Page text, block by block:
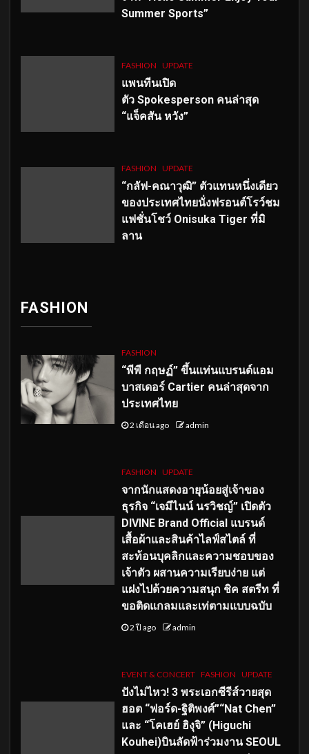
Summer Sports”
FASHION UPDATE
แพนทีนเปิด
ตัว Spokesperson คนล่าสุด
“แจ็คสัน หวัง”
FASHION UPDATE
“กลัฟ-คณาวุฒิ” ตัวแทนหนึ่งเดียว
ของประเทศไทยนั่งฟรอนต์โรว์ชม
แฟชั่นโชว์ Onisuka Tiger ที่มิ
ลาน
FASHION
FASHION
“พีพี กฤษฏ์” ขึ้นแท่นแบรนด์แอม
บาสเดอร์ Cartier คนล่าสุดจาก
ประเทศไทย
2 เดือน ago admin
FASHION UPDATE
จากนักแสดงอายุน้อยสู่เจ้าของ
ธุรกิจ “เจมีไนน์ นรวิชญ์” เปิดตัว
DIVINE Brand Official แบรนด์
เสื้อผ้าและสินค้าไลฟ์สไตล์ ที่
สะท้อนบุคลิกและความชอบของ
เจ้าตัว ผสานความเรียบง่าย แต่
แฝงไปด้วยความสนุก ชิค สตรีท ที่
ขอติดแกลมและเท่ตามแบบฉบับ
2 ปี ago admin
EVENT & CONCERT FASHION UPDATE
ปังไม่ไหว! 3 พระเอกซีรีส์วายสุด
ฮอต “ฟอร์ด-ฐิติพงศ์”“Nat Chen”
และ “โคเฮย์ ฮิงุจิ” (Higuchi
Kouhei)บินลัดฟ้าร่วมงาน SEOUL